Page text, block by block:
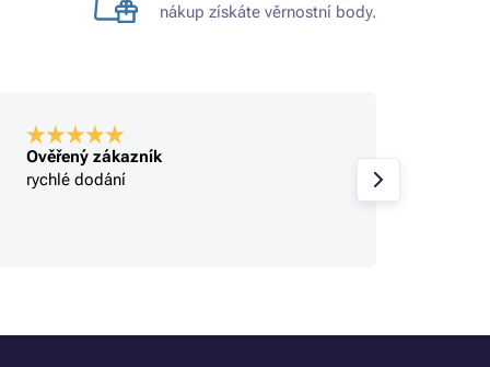
nákup získáte věrnostní body.
Ověřený zákazník
rychlé dodání